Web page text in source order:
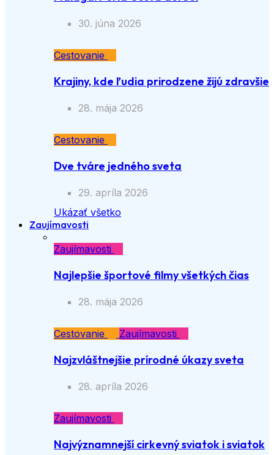
30. júna 2026
Cestovanie
Krajiny, kde ľudia prirodzene žijú zdravšie
28. mája 2026
Cestovanie
Dve tváre jedného sveta
29. apríla 2026
Ukázať všetko
Zaujímavosti
Zaujímavosti
Najlepšie športové filmy všetkých čias
28. mája 2026
Cestovanie Zaujímavosti
Najzvláštnejšie prírodné úkazy sveta
28. apríla 2026
Zaujímavosti
Najvýznamnejší cirkevný sviatok i sviatok